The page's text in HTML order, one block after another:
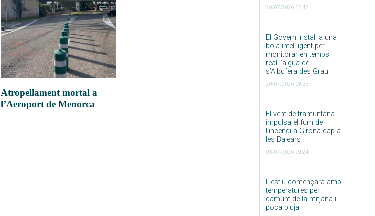
20/07/2026 03:47
El Govern instal·la una
boia intel·ligent per
monitorar en temps
real l’aigua de
s’Albufera des Grau
20/07/2026 09:33
El vent de tramuntana
impulsa el fum de
l’incendi a Girona cap a
les Balears
03/07/2026 09:24
L’estiu començarà amb
temperatures per
damunt de la mitjana i
poca pluja
Atropellament mortal a
l’Aeroport de Menorca